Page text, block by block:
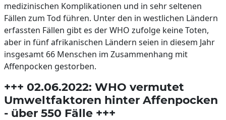
medizinischen Komplikationen und in sehr seltenen
Fällen zum Tod führen. Unter den in westlichen Ländern
erfassten Fällen gibt es der WHO zufolge keine Toten,
aber in fünf afrikanischen Ländern seien in diesem Jahr
insgesamt 66 Menschen im Zusammenhang mit
Affenpocken gestorben.
+++ 02.06.2022: WHO vermutet
Umweltfaktoren hinter Affenpocken
- über 550 Fälle +++